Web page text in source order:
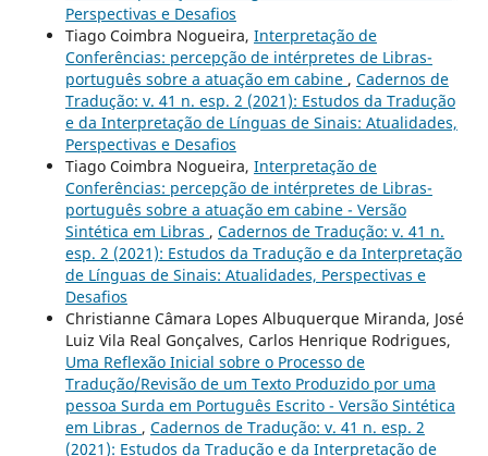
Perspectivas e Desafios
Tiago Coimbra Nogueira, Interpretação de
Conferências: percepção de intérpretes de Libras-
português sobre a atuação em cabine , Cadernos de
Tradução: v. 41 n. esp. 2 (2021): Estudos da Tradução
e da Interpretação de Línguas de Sinais: Atualidades,
Perspectivas e Desafios
Tiago Coimbra Nogueira, Interpretação de
Conferências: percepção de intérpretes de Libras-
português sobre a atuação em cabine - Versão
Sintética em Libras , Cadernos de Tradução: v. 41 n.
esp. 2 (2021): Estudos da Tradução e da Interpretação
de Línguas de Sinais: Atualidades, Perspectivas e
Desafios
Christianne Câmara Lopes Albuquerque Miranda, José
Luiz Vila Real Gonçalves, Carlos Henrique Rodrigues,
Uma Reflexão Inicial sobre o Processo de
Tradução/Revisão de um Texto Produzido por uma
pessoa Surda em Português Escrito - Versão Sintética
em Libras , Cadernos de Tradução: v. 41 n. esp. 2
(2021): Estudos da Tradução e da Interpretação de